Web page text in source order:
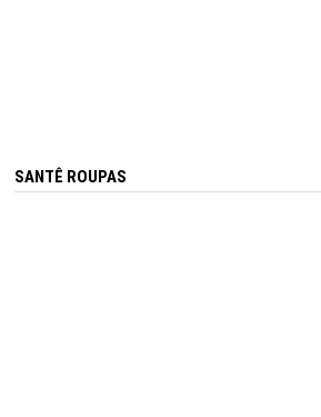
SANTÊ ROUPAS